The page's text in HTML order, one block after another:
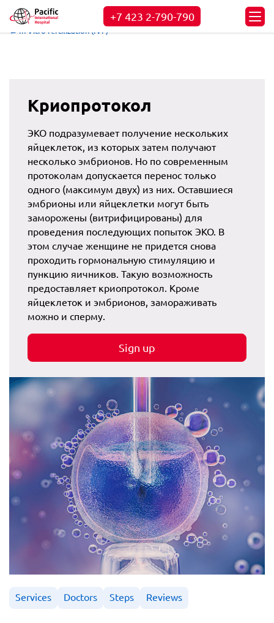
+7 423 2-790-790
← In Vitro fertilization (IVF)
Криопротокол
ЭКО подразумевает получение нескольких
яйцеклеток, из которых затем получают
несколько эмбрионов. Но по современным
протоколам допускается перенос только
одного (максимум двух) из них. Оставшиеся
эмбрионы или яйцеклетки могут быть
заморожены (витрифицированы) для
проведения последующих попыток ЭКО. В
этом случае женщине не придется снова
проходить гормональную стимуляцию и
пункцию яичников. Такую возможность
предоставляет криопротокол. Кроме
яйцеклеток и эмбрионов, замораживать
можно и сперму.
Sign up
Services Doctors Steps Reviews